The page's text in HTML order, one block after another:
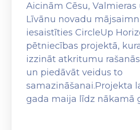
Aicinām Cēsu, Valmieras
Līvānu novadu
iesaistīties CircleUp
pētniecības projektā,
izzināt atkritumu
un piedāvāt veidus to
samazināšanai.Projekta
gada maija līdz nākamā